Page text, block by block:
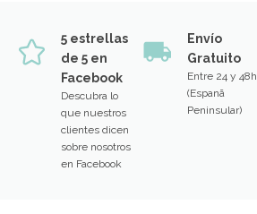
5 estrellas
de 5 en
Facebook
Descubra lo
que nuestros
clientes dicen
sobre nosotros
en Facebook
Envío
Gratuito
Entre 24 y 48h
(Espanã
Peninsular)